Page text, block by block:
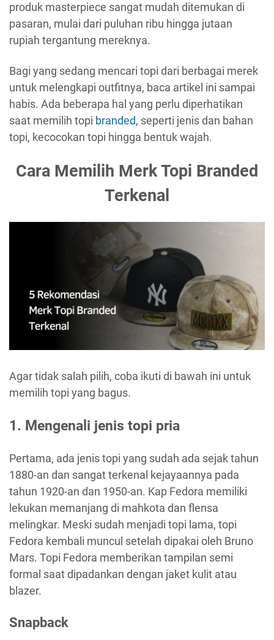
produk masterpiece sangat mudah ditemukan di
pasaran, mulai dari puluhan ribu hingga jutaan
rupiah tergantung mereknya.
Bagi yang sedang mencari topi dari berbagai merek
untuk melengkapi outfitnya, baca artikel ini sampai
habis. Ada beberapa hal yang perlu diperhatikan
saat memilih topi branded, seperti jenis dan bahan
topi, kecocokan topi hingga bentuk wajah.
Cara Memilih Merk Topi Branded
Terkenal
Agar tidak salah pilih, coba ikuti di bawah ini untuk
memilih topi yang bagus.
1. Mengenali jenis topi pria
Pertama, ada jenis topi yang sudah ada sejak tahun
1880-an dan sangat terkenal kejayaannya pada
tahun 1920-an dan 1950-an. Kap Fedora memiliki
lekukan memanjang di mahkota dan flensa
melingkar. Meski sudah menjadi topi lama, topi
Fedora kembali muncul setelah dipakai oleh Bruno
Mars. Topi Fedora memberikan tampilan semi
formal saat dipadankan dengan jaket kulit atau
blazer.
Snapback